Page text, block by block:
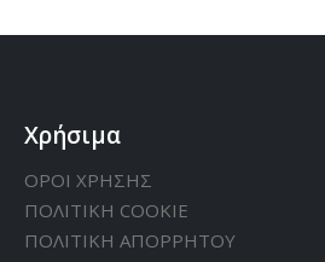
Χρήσιμα
ΟΡΟΙ ΧΡΗΣΗΣ
ΠΟΛΙΤΙΚΗ CΟΟΚΙΕ
ΠΟΛΙΤΙΚΗ ΑΠΟΡΡΗΤΟΥ